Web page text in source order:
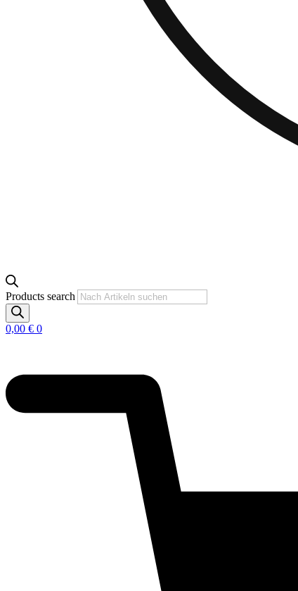
Products search
0,00 € 0